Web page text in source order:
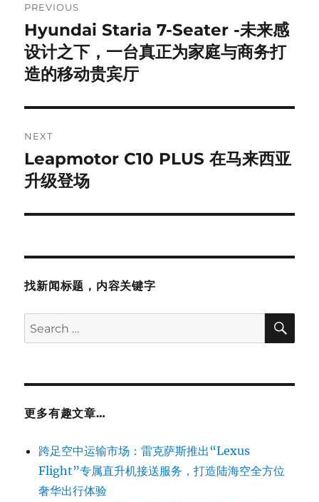
navigation
PREVIOUS
Previous
post:
Hyundai Staria 7-Seater -未来感
设计之下，一台真正为家庭与商务打
造的移动贵宾厅
NEXT
Next
post:
Leapmotor C10 PLUS 在马来西亚
升级登场
找新闻标题，内容关键字
Search
for:
更多有趣文章…
跨足空中运输市场：雷克萨斯推出“Lexus
Flight”专属直升机接送服务，打造陆海空全方位
奢华出行体验